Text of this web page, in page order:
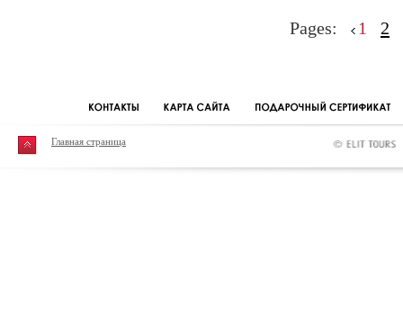
Pages: 1 2
Главная страница